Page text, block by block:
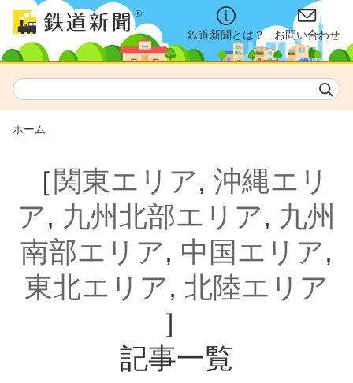
鉄道新聞とは？ お問い合わせ
ホーム
［関東エリア, 沖縄エリ
ア, 九州北部エリア, 九州
南部エリア, 中国エリア,
東北エリア, 北陸エリア
］
記事一覧